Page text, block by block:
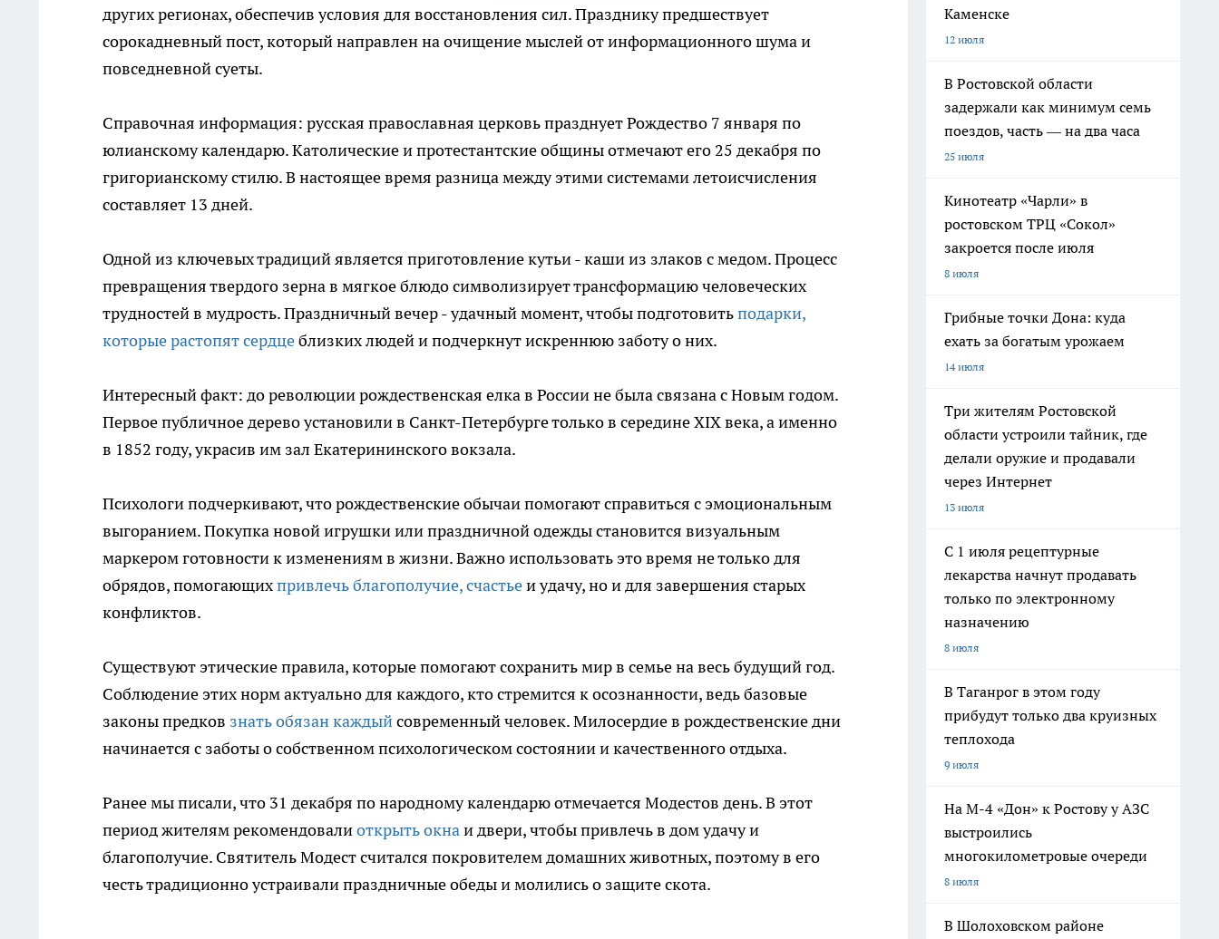
других регионах, обеспечив условия для восстановления сил. Празднику предшествует
сорокадневный пост, который направлен на очищение мыслей от информационного шума и
повседневной суеты.
Справочная информация: русская православная церковь празднует Рождество 7 января по
юлианскому календарю. Католические и протестантские общины отмечают его 25 декабря по
григорианскому стилю. В настоящее время разница между этими системами летоисчисления
составляет 13 дней.
Одной из ключевых традиций является приготовление кутьи - каши из злаков с медом. Процесс
превращения твердого зерна в мягкое блюдо символизирует трансформацию человеческих
трудностей в мудрость. Праздничный вечер - удачный момент, чтобы подготовитьподарки,
которые растопят сердцеблизких людей и подчеркнут искреннюю заботу о них.
Интересный факт: до революции рождественская елка в России не была связана с Новым годом.
Первое публичное дерево установили в Санкт-Петербурге только в середине XIX века, а именно
в 1852 году, украсив им зал Екатерининского вокзала.
Психологи подчеркивают, что рождественские обычаи помогают справиться с эмоциональным
выгоранием. Покупка новой игрушки или праздничной одежды становится визуальным
маркером готовности к изменениям в жизни. Важно использовать это время не только для
обрядов, помогающихпривлечь благополучие, счастьеи удачу, но и для завершения старых
конфликтов.
Существуют этические правила, которые помогают сохранить мир в семье на весь будущий год.
Соблюдение этих норм актуально для каждого, кто стремится к осознанности, ведь базовые
законы предков знать обязан каждыйсовременный человек. Милосердие в рождественские дни
начинается с заботы о собственном психологическом состоянии и качественного отдыха.
Ранее мы писали, что 31 декабря по народному календарю отмечается Модестов день. В этот
период жителям рекомендовалиоткрыть окнаи двери, чтобы привлечь в дом удачу и
благополучие. Святитель Модест считался покровителем домашних животных, поэтому в его
честь традиционно устраивали праздничные обеды и молились о защите скота.
Каменске
12 июля
В Ростовской области
задержали как минимум семь
поездов, часть — на два часа
25 июля
Кинотеатр «Чарли» в
ростовском ТРЦ «Сокол»
закроется после июля
8 июля
Грибные точки Дона: куда
ехать за богатым урожаем
14 июля
Три жителям Ростовской
области устроили тайник, где
делали оружие и продавали
через Интернет
13 июля
С 1 июля рецептурные
лекарства начнут продавать
только по электронному
назначению
8 июля
В Таганрог в этом году
прибудут только два круизных
теплохода
9 июля
На М-4 «Дон» к Ростову у АЗС
выстроились
многокилометровые очереди
8 июля
В Шолоховском районе